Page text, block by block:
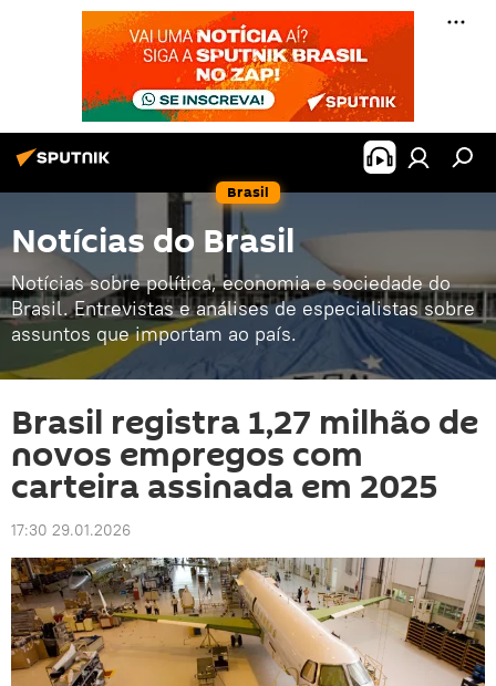
Brasil
Notícias do Brasil
Notícias sobre política, economia e sociedade do
Brasil. Entrevistas e análises de especialistas sobre
assuntos que importam ao país.
Brasil registra 1,27 milhão de
novos empregos com
carteira assinada em 2025
17:30 29.01.2026